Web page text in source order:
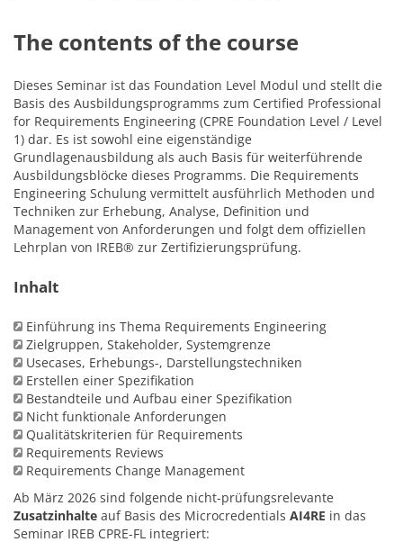
The contents of the course
Dieses Seminar ist das Foundation Level Modul und stellt die
Basis des Ausbildungsprogramms zum Certified Professional
for Requirements Engineering (CPRE Foundation Level / Level
1) dar. Es ist sowohl eine eigenständige
Grundlagenausbildung als auch Basis für weiterführende
Ausbildungsblöcke dieses Programms. Die Requirements
Engineering Schulung vermittelt ausführlich Methoden und
Techniken zur Erhebung, Analyse, Definition und
Management von Anforderungen und folgt dem offiziellen
Lehrplan von IREB® zur Zertifizierungsprüfung.
Inhalt
Einführung ins Thema Requirements Engineering
Zielgruppen, Stakeholder, Systemgrenze
Usecases, Erhebungs-, Darstellungstechniken
Erstellen einer Spezifikation
Bestandteile und Aufbau einer Spezifikation
Nicht funktionale Anforderungen
Qualitätskriterien für Requirements
Requirements Reviews
Requirements Change Management
Ab März 2026 sind folgende nicht-prüfungsrelevante
Zusatzinhalte auf Basis des Microcredentials AI4RE in das
Seminar IREB CPRE-FL integriert: